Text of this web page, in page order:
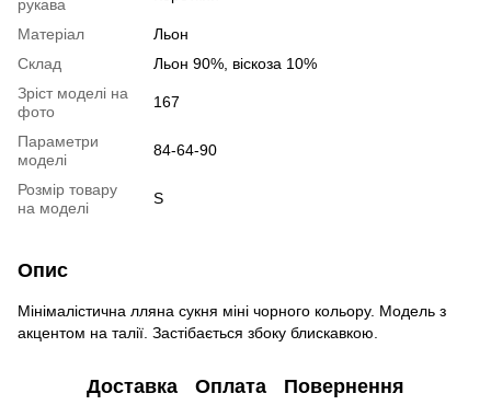
рукава
Матеріал
Льон
Склад
Льон 90%, віскоза 10%
Зріст моделі на
фото
167
Параметри
моделі
84-64-90
Розмір товару
на моделі
S
Опис
Мінімалістична лляна сукня міні чорного кольору. Модель з
акцентом на талії. Застібається збоку блискавкою.
Доставка Оплата Повернення